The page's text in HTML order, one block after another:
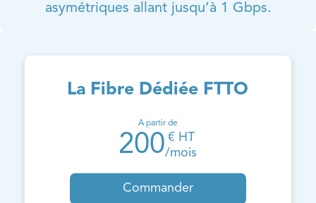
asymétriques allant jusqu’à 1 Gbps.
La Fibre Dédiée FTTO
A partir de
200 € HT
/mois
Commander